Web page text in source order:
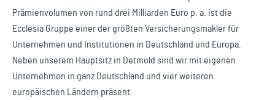
Prämienvolumen von rund drei Milliarden Euro p. a. ist die
Ecclesia Gruppe einer der größten Versicherungsmakler für
Unternehmen und Institutionen in Deutschland und Europa.
Neben unserem Hauptsitz in Detmold sind wir mit eigenen
Unternehmen in ganz Deutschland und vier weiteren
europäischen Ländern präsent.